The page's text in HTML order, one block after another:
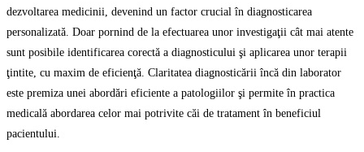
dezvoltarea medicinii, devenind un factor crucial în diagnosticarea
personalizată. Doar pornind de la efectuarea unor investigaţii cât mai atente
sunt posibile identificarea corectă a diagnosticului şi aplicarea unor terapii
ţintite, cu maxim de eficienţă. Claritatea diagnosticării încă din laborator
este premiza unei abordări eficiente a patologiilor şi permite în practica
medicală abordarea celor mai potrivite căi de tratament în beneficiul
pacientului.